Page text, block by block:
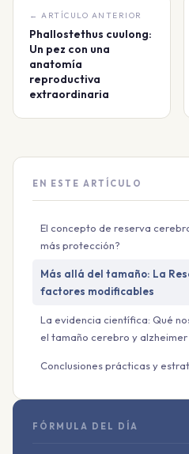
← ARTÍCULO ANTERIOR
Phallostethus cuulong:
Un pez con una
anatomía
reproductiva
extraordinaria
EN ESTE ARTÍCULO
El concepto de reserva
más protección?
Más allá del tamaño: La
factores modificables
La evidencia científica: Qué
el tamaño cerebro y alzheimer
Conclusiones prácticas y
FÓRMULA DEL DÍA